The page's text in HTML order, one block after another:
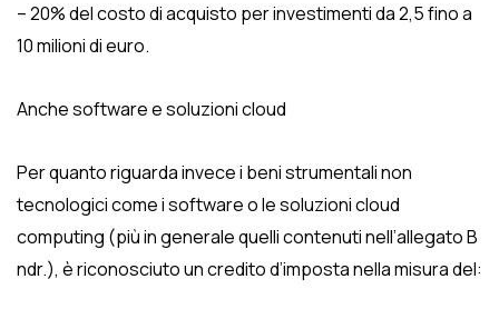
– 20% del costo di acquisto per investimenti da 2,5 fino a
10 milioni di euro.
Anche software e soluzioni cloud
Per quanto riguarda invece i beni strumentali non
tecnologici come i software o le soluzioni cloud
computing (più in generale quelli contenuti nell’allegato B
ndr.), è riconosciuto un credito d’imposta nella misura del: